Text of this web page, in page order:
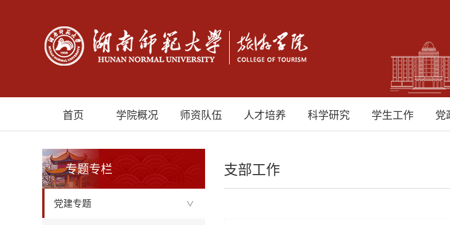
首页 学院概况 师资队伍 人才培养 科学研究 学生工作 党
专题专栏
党建专题 >
支部工作